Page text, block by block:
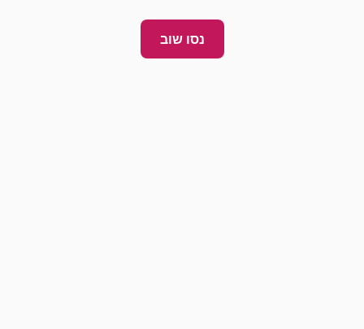
נסו שוב